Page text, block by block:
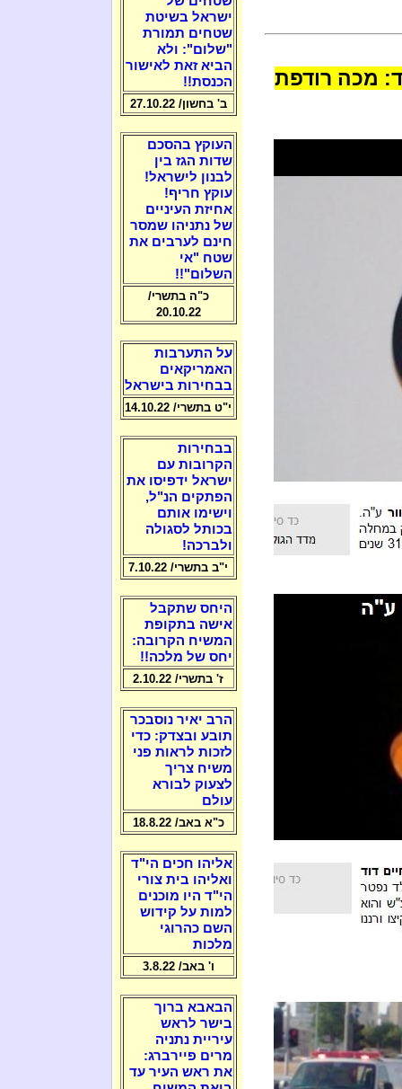
מכה רודפת
ישראל בשיטת
שטחים תמורת
"שלום": ולא
הביא זאת לאישור
הכנסת!!
ב' בחשון/ 27.10.22
העוקץ בהסכם
שדות הגז בין
לבנון לישראל!
עוקץ חריף!
אחיזת העיניים
של נתניהו שמסר
חינם לערבים את
שטח "אי
השלום"!!
כ"ה בתשרי/
20.10.22
על התערבות
האמריקאים
בבחירות בישראל
י"ט בתשרי/ 14.10.22
בבחירות
הקרובות עם
ישראל ידפיסו את
הפתקים הנ"ל,
וישימו אותם
בכותל לסגולה
ולברכה!
י"ב בתשרי/ 7.10.22
היחס שתקבל
אישה בתקופת
המשיח הקרובה:
יחס של מלכה!!
ז' בתשרי/ 2.10.22
הרב יאיר נוסבכר
תובע ובצדק: כדי
לזכות לראות פני
משיח צריך
לצעוק לבורא
עולם
כ"א באב/ 18.8.22
אליהו חכים הי"ד
ואליהו בית צורי
הי"ד היו מוכנים
למות על קידוש
השם כהרוגי
מלכות
ו' באב/ 3.8.22
הבאבא ברוך
בישר לראש
עיריית נתניה
מרים פיירברג:
את ראש העיר עד